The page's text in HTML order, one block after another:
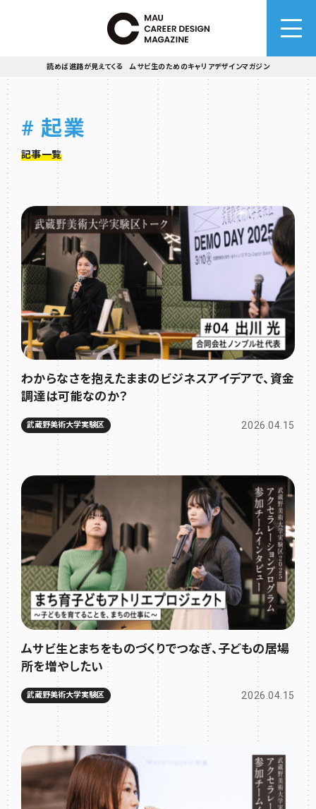
読めば進路が見えてくる ムサビ生のためのキャリアデザインマガジン
# 起業
記事一覧
わからなさを抱えたままのビジネスアイデアで、資金
調達は可能なのか？
武蔵野美術大学実験区 2026.04.15
ムサビ生とまちをものづくりでつなぎ、子どもの居場
所を増やしたい
武蔵野美術大学実験区 2026.04.15